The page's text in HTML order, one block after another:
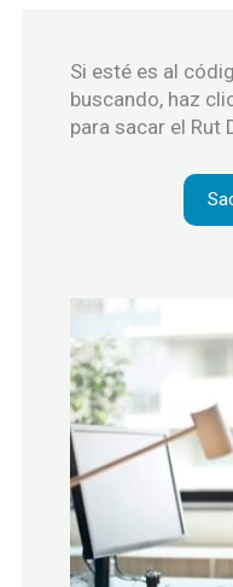
Si esté es al
buscando, haz
para sacar el Rut